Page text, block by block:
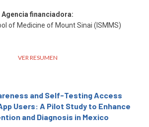
Agencia financiadora:
of Medicine of Mount Sinai (ISMMS)
VER RESUMEN
and Self-Testing Access
Users: A Pilot Study to Enhance
and Diagnosis in Mexico